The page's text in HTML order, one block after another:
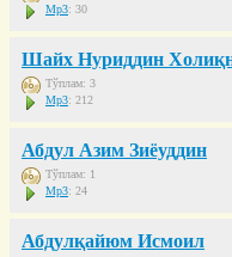
Mp3: 30
Шайх Нуриддин
Тўплам: 3
Mp3: 212
Абдул Азим Зиёуддин
Тўплам: 1
Mp3: 24
Абдулқайюм Исмоил